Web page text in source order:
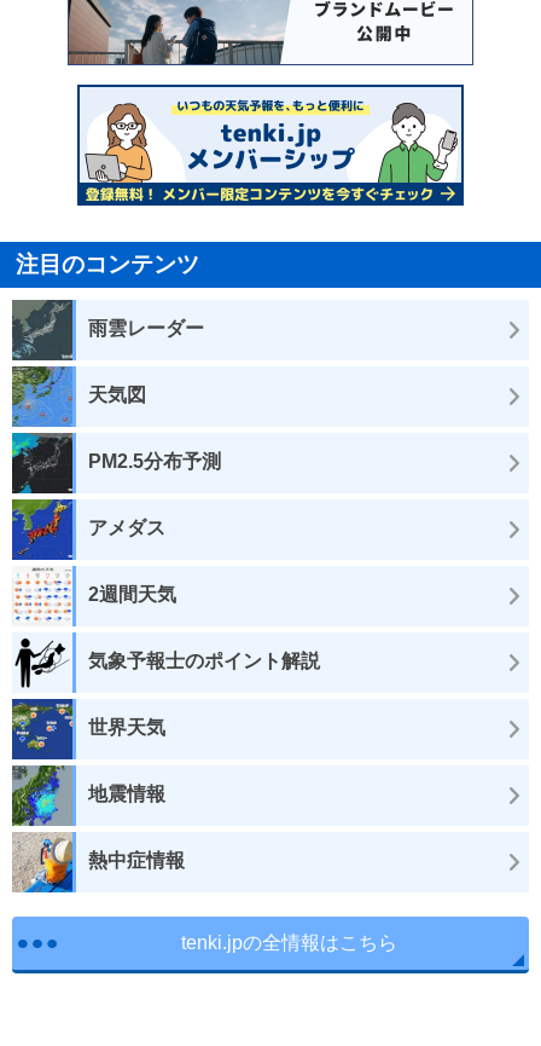
注目のコンテンツ
雨雲レーダー
天気図
PM2.5分布予測
アメダス
2週間天気
気象予報士のポイント解説
世界天気
地震情報
熱中症情報
tenki.jpの全情報はこちら